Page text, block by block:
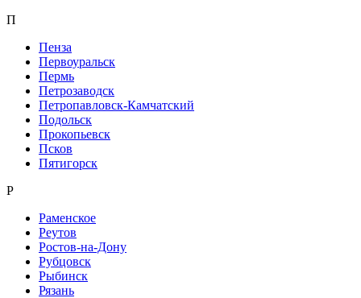
П
Пенза
Первоуральск
Пермь
Петрозаводск
Петропавловск-Камчатский
Подольск
Прокопьевск
Псков
Пятигорск
Р
Раменское
Реутов
Ростов-на-Дону
Рубцовск
Рыбинск
Рязань